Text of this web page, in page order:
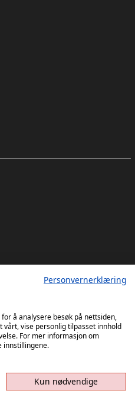
Personvernerklæring
å analysere besøk på nettsiden,
vise personlig tilpasset innhold
For mer informasjon om
innstillingene.
Kun nødvendige